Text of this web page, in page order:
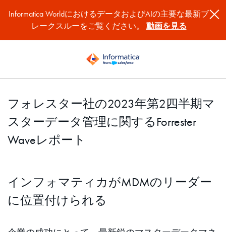
Informatica WorldにおけるデータおよびAIの主要な最新ブ
レークスルーをご覧ください。 動画を見る
フォレスター社の2023年第2四半期マ
スターデータ管理に関するForrester
Waveレポート
インフォマティカがMDMのリーダー
に位置付けられる